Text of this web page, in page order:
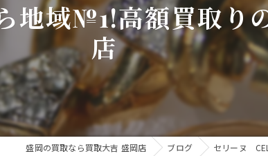
地域№1!高額買取り
店
盛岡の買取なら買取大吉 盛岡店 ブログ セリーヌ